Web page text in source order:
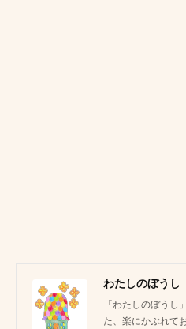
わたしのぼうし
「わたしのぼう
た、楽にかぶれて